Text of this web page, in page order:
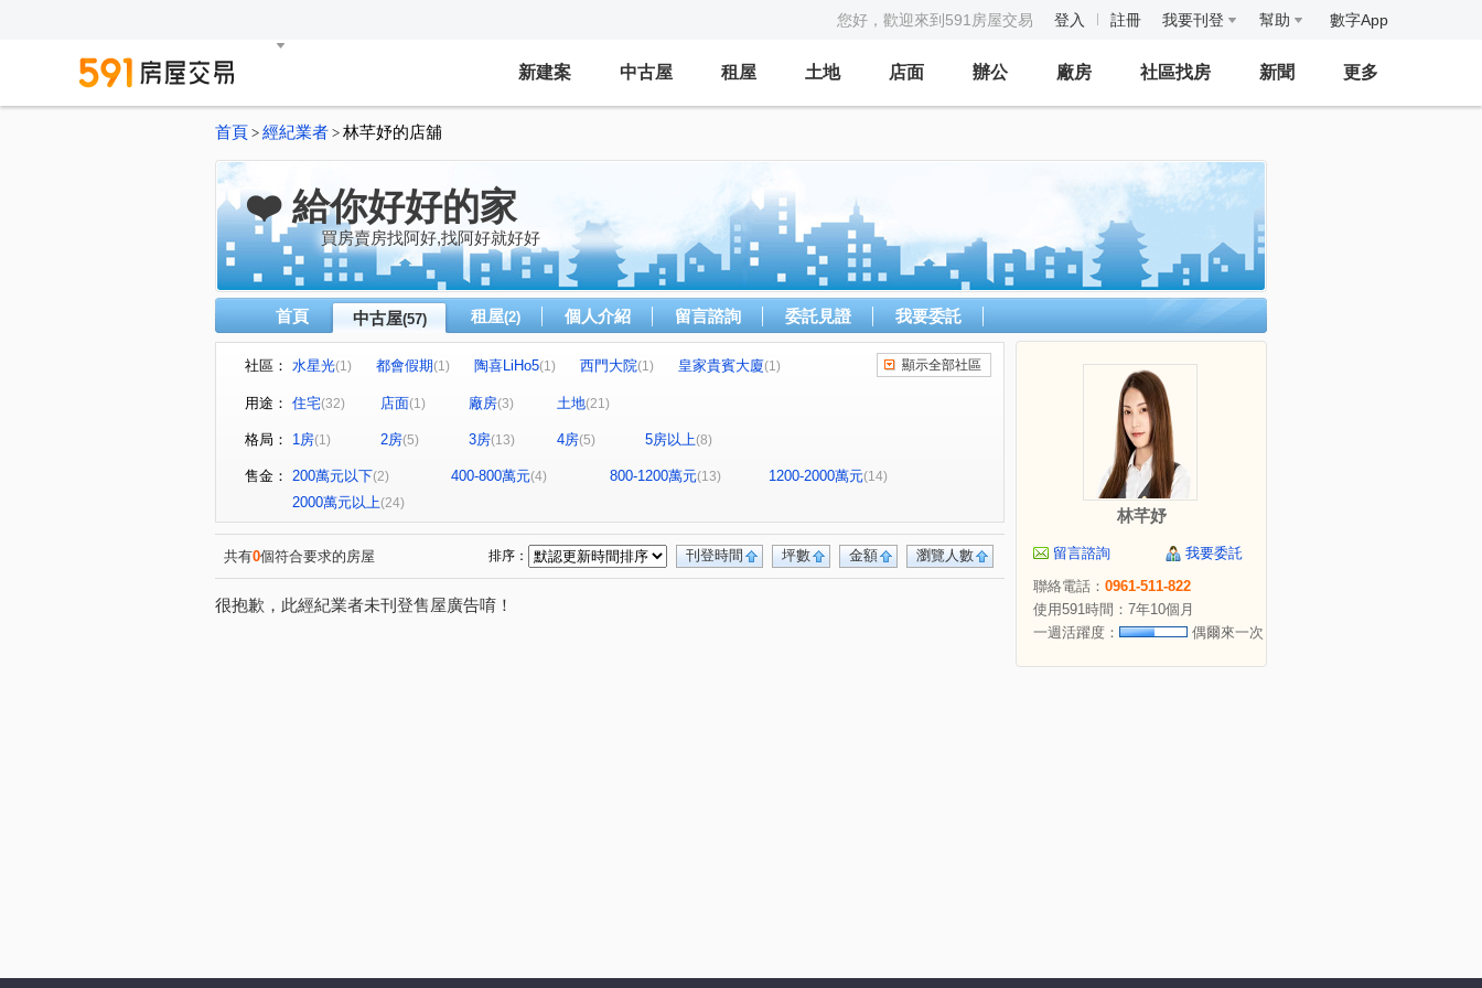
您好，歡迎來到591房屋交易 登入 註冊 我要刊登 幫助 數字App
新建案 中古屋 租屋 土地 店面 辦公 廠房 社區找房 新聞 更多
首頁 > 經紀業者 > 林芊妤的店舖
❤️ 給你好好的家
買房賣房找阿好,找阿好就好好
首頁 中古屋(57) 租屋(2) 個人介紹 留言諮詢 委託見證 我要委託
社區： 水星光(1) 都會假期(1) 陶喜LiHo5(1) 西門大院(1) 皇家貴賓大廈(1)
日東昇詠美 (1) 佳順·寓安 (1)
龍傳人大樓 鴻華喜悅 (1) 仁和新世界(1) 太子新文化(1)
西庄(1) 竹圍北街 國平北路(1) 民安路二段(2) 上茄苳(1) 中正路三段(1)
健康三街(1) 光復路
檨林(1) 臨安路二段(1) 五甲段(1) 民權二路(1) 龍國街(1) 開山路(1)
正興街(1) 富農街一段(1) 台江大道一段(1) 中華東路三段(1)
義吉街(1) 仁和路(2) 中山東路(1) 清潭路(2) 中正南路一段(1)
北門路二段(1) 東豐路 (1) 安通路五段
顯示全部社區
用途： 住宅(32) 店面(1) 廠房(3) 土地(21)
格局： 1房(1) 2房(5) 3房(13) 4房(5) 5房以上(8)
售金： 200萬元以下(2) 400-800萬元(4) 800-1200萬元(13) 1200-2000萬元(14)
2000萬元以上(24)
共有0個符合要求的房屋 瀏覽人數
金額
坪數
刊登時間
排序：
很抱歉，此經紀業者未刊登售屋廣告唷！
林芊妤
留言諮詢
我要委託
聯絡電話： 0961-511-822
使用591時間：7年10個月
一週活躍度：
偶爾來一次